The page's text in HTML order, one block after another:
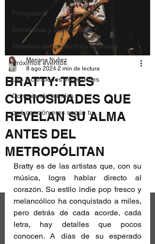
Fotogalería
Entrevistas y conferencias
Reseñas de conciertos y festivales
Próximos eventos
Las 3 canciones imperdibles
Conociendo bandas
qué canción eres según tu...
BRATTY: TRES
CURIOSIDADES QUE
REVELAN SU ALMA
ANTES DEL
METROPÓLITAN
Mariana Nuñez
8 ago 2024 2 min de lectura
Bratty es de las artistas que, con su
música, logra hablar directo al
corazón. Su estilo indie pop fresco y
melancólico ha conquistado a miles,
pero detrás de cada acorde, cada
letra, hay detalles que pocos
conocen. A días de su esperado